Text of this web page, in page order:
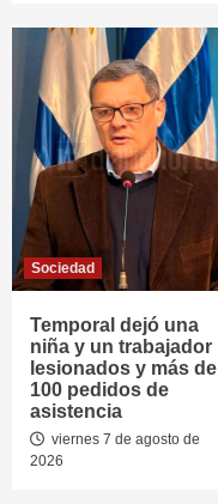
Sociedad
Temporal dejó una
niña y un trabajador
lesionados y más de
100 pedidos de
asistencia
viernes 7 de agosto de
2026